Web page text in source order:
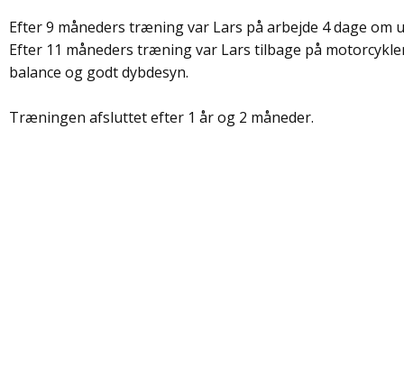
Efter 9 måneders træning var Lars på arbejde 4 dage om
Efter 11 måneders træning var Lars tilbage på
balance og godt dybdesyn.
Træningen afsluttet efter 1 år og 2 måneder.